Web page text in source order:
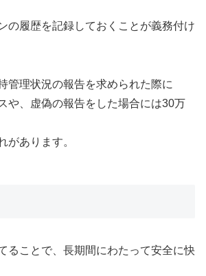
の履歴を記録しておくことが義務付け
管理状況の報告を求められた際に
や、虚偽の報告をした場合には30万
があります。
ることで、長期間にわたって安全に快